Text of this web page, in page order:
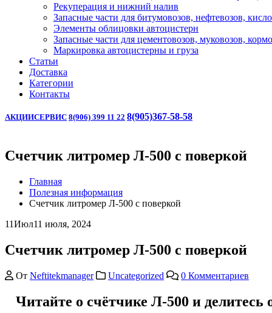
Рекуперация и нижний налив
Запасные части для битумовозов, нефтевозов,
Элементы облицовки автоцистерн
Запасные части для цементовозов, муковозов,
Маркировка автоцистерны и груза
Статьи
Доставка
Категории
Контакты
АКЦИИСЕРВИС 8(906) 399 11 22 8(905)367-58-58
Счетчик литромер Л-500 с поверкой
Главная
Полезная информация
Счетчик литромер Л-500 с поверкой
11Июл11 июля, 2024
Счетчик литромер Л-500 с поверкой
От Neftitekmanager Uncategorized 0 Комментариев
Читайте о счётчике Л-500 и делитесь